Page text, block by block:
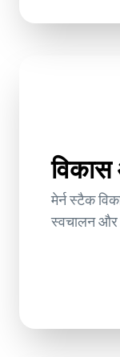
मेर्न स्टैक
स्वचालन और